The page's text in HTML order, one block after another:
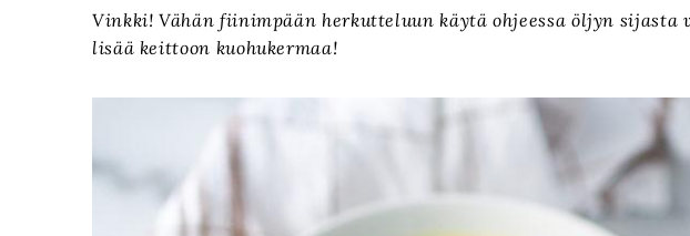
Vinkki! Vähän fiinimpään herkutteluun käytä ohjeessa öljyn
lisää keittoon kuohukermaa!